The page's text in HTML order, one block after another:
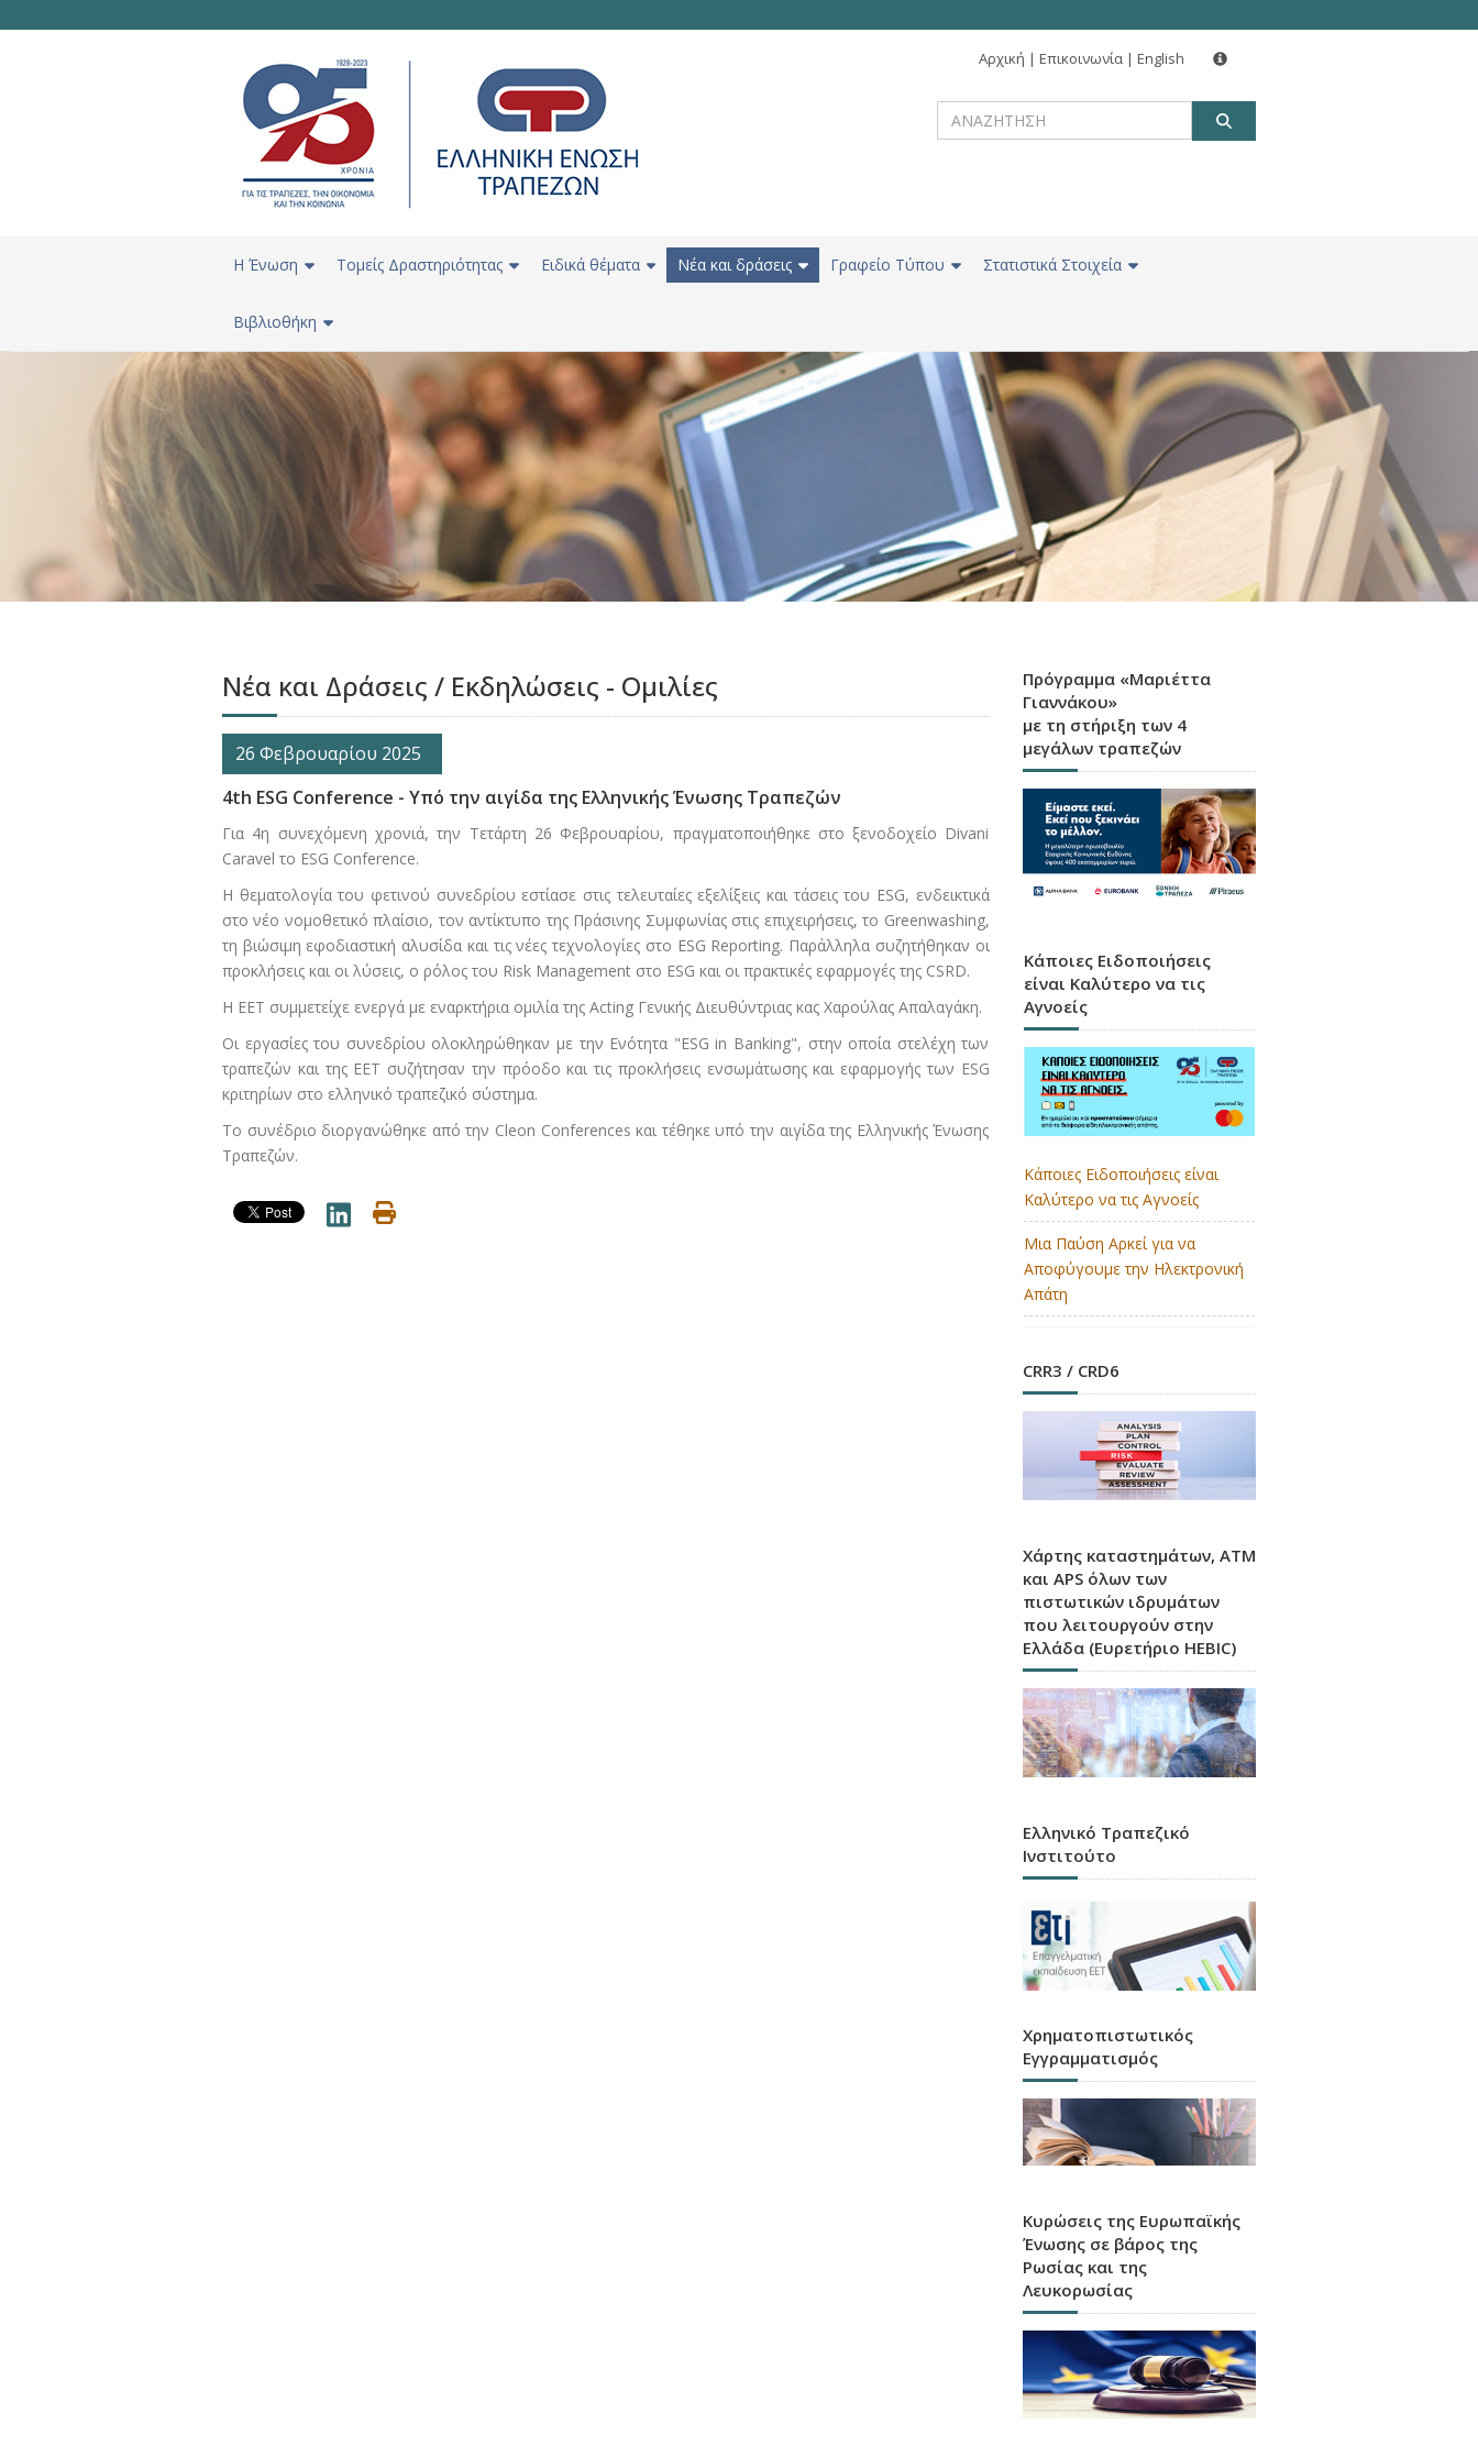
Αρχική | Επικοινωνία | English
H Ένωση Τομείς Δραστηριότητας Ειδικά θέματα Νέα και δράσεις Γραφείο Τύπου Στατιστικά Στοιχεία
Βιβλιοθήκη
Νέα και Δράσεις / Εκδηλώσεις - Ομιλίες
26 Φεβρουαρίου 2025
4th ESG Conference - Υπό την αιγίδα της Ελληνικής Ένωσης Τραπεζών
Για 4η συνεχόμενη χρονιά, την Τετάρτη 26 Φεβρουαρίου, πραγματοποιήθηκε στο ξενοδοχείο Divani
Caravel το ESG Conference.
Η θεματολογία του φετινού συνεδρίου εστίασε στις τελευταίες εξελίξεις και τάσεις του ESG, ενδεικτικά
στο νέο νομοθετικό πλαίσιο, τον αντίκτυπο της Πράσινης Συμφωνίας στις επιχειρήσεις, το Greenwashing,
τη βιώσιμη εφοδιαστική αλυσίδα και τις νέες τεχνολογίες στο ESG Reporting. Παράλληλα συζητήθηκαν οι
προκλήσεις και οι λύσεις, ο ρόλος του Risk Management στο ESG και οι πρακτικές εφαρμογές της CSRD.
Η ΕΕΤ συμμετείχε ενεργά με εναρκτήρια ομιλία της Acting Γενικής Διευθύντριας κας Χαρούλας Απαλαγάκη.
Οι εργασίες του συνεδρίου ολοκληρώθηκαν με την Ενότητα "ESG in Banking", στην οποία στελέχη των
τραπεζών και της ΕΕΤ συζήτησαν την πρόοδο και τις προκλήσεις ενσωμάτωσης και εφαρμογής των ESG
κριτηρίων στο ελληνικό τραπεζικό σύστημα.
Το συνέδριο διοργανώθηκε από την Cleon Conferences και τέθηκε υπό την αιγίδα της Ελληνικής Ένωσης
Τραπεζών.
Πρόγραμμα «Μαριέττα
Γιαννάκου»
με τη στήριξη των 4
μεγάλων τραπεζών
Κάποιες Ειδοποιήσεις
είναι Καλύτερο να τις
Αγνοείς
Κάποιες Ειδοποιήσεις είναι
Καλύτερο να τις Αγνοείς
Μια Παύση Αρκεί για να
Αποφύγουμε την Ηλεκτρονική
Απάτη
CRR3 / CRD6
Χάρτης καταστημάτων, ATM
και APS όλων των
πιστωτικών ιδρυμάτων
που λειτουργούν στην
Ελλάδα (Ευρετήριο HEBIC)
Ελληνικό Τραπεζικό
Ινστιτούτο
Χρηματοπιστωτικός
Εγγραμματισμός
Κυρώσεις της Ευρωπαϊκής
Ένωσης σε βάρος της
Ρωσίας και της
Λευκορωσίας